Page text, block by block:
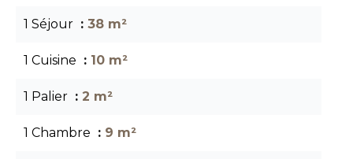
1 Séjour 38 m²
1 Cuisine 10 m²
1 Palier 2 m²
1 Chambre 9 m²